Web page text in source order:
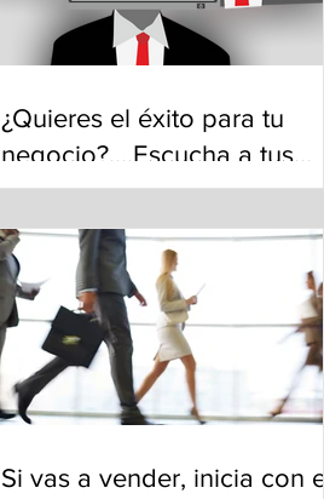
¿Quieres el éxito para tu
negocio?....Escucha a tus
clientes
Si vas a vender, inicia con el